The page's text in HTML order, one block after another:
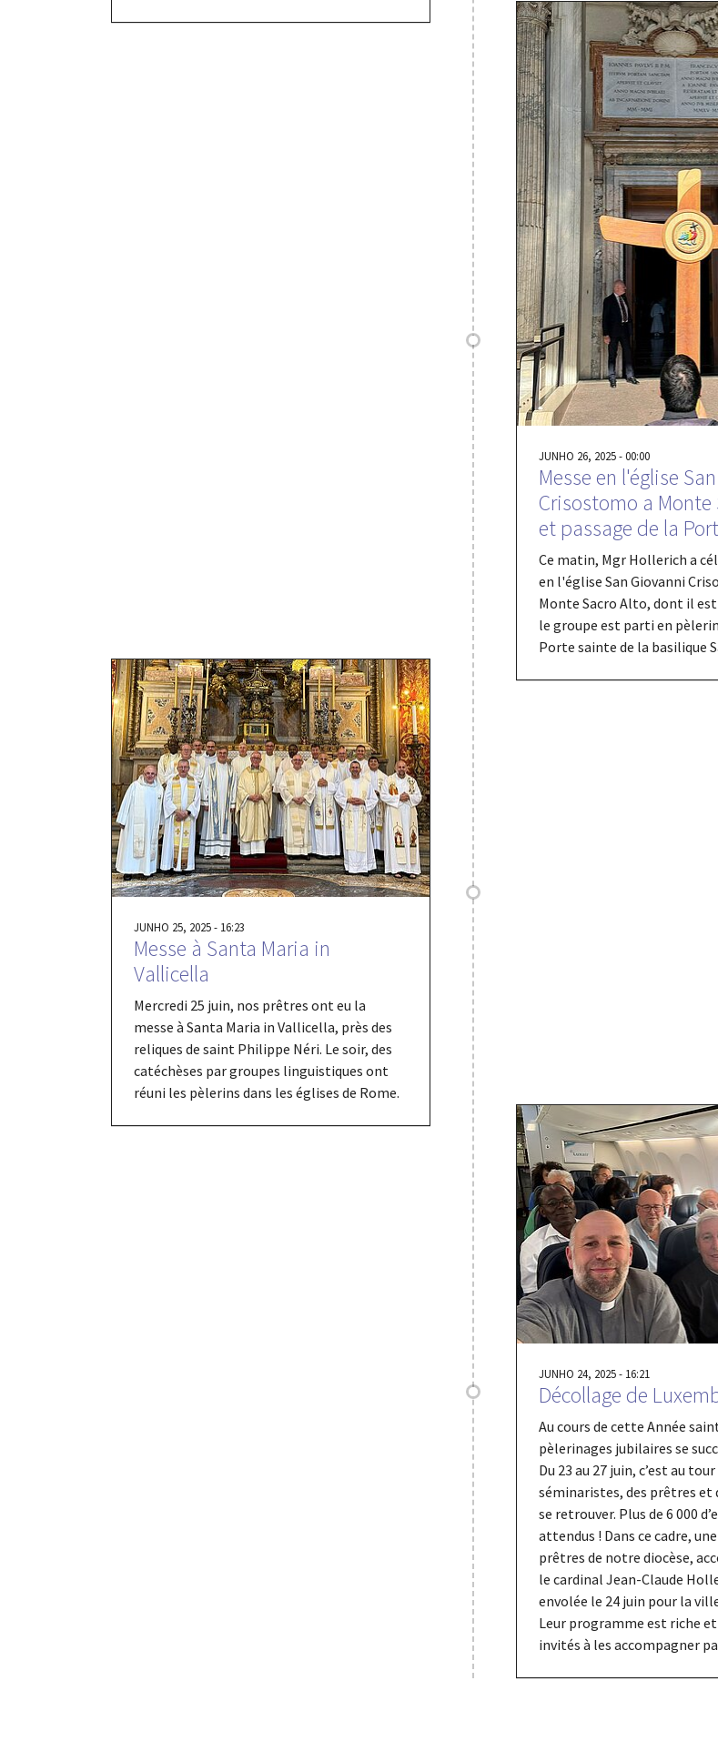
JUNHO 26, 2025 - 00:00
Messe en l'église
Crisostomo a Monte
et passage de la
Ce matin, Mgr Hollerich a
en l'église San Giovanni
Monte Sacro Alto, dont il
le groupe est parti en
Porte sainte de la basilique
JUNHO 25, 2025 - 16:23
Messe à Santa Maria in
Vallicella
Mercredi 25 juin, nos prêtres ont eu la
messe à Santa Maria in Vallicella, près des
reliques de saint Philippe Néri. Le soir, des
catéchèses par groupes linguistiques ont
réuni les pèlerins dans les églises de Rome.
JUNHO 24, 2025 - 16:21
Décollage de
Au cours de cette Année
pèlerinages jubilaires se
Du 23 au 27 juin, c’est au tour
séminaristes, des prêtres et
se retrouver. Plus de 6 000
attendus ! Dans ce cadre,
prêtres de notre diocèse,
le cardinal Jean-Claude
envolée le 24 juin pour la
Leur programme est riche
invités à les accompagner